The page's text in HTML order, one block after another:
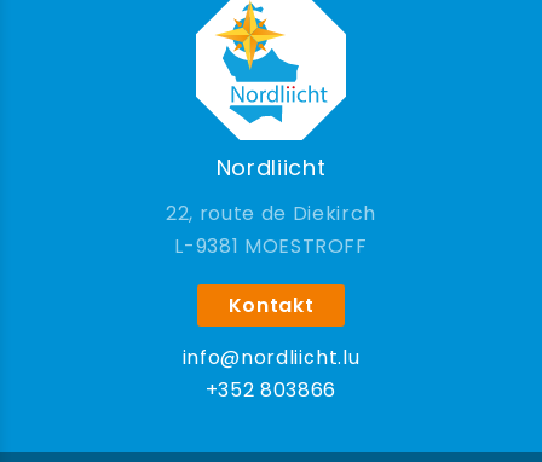
Nordliicht
22, route de Diekirch
9381 MOESTROFF
Kontakt
info@nordliicht.lu
+352 803866